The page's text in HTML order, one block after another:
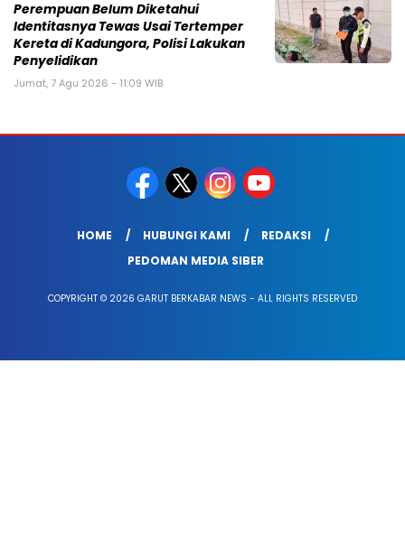
Perempuan Belum Diketahui
Identitasnya Tewas Usai Tertemper
Kereta di Kadungora, Polisi Lakukan
Penyelidikan
Jumat, 7 Agu 2026 - 11:09 WIB
HOME HUBUNGI KAMI
REDAKSI
PEDOMAN MEDIA SIBER
COPYRIGHT © 2026 GARUT BERKABAR NEWS - ALL RIGHTS RESERVED